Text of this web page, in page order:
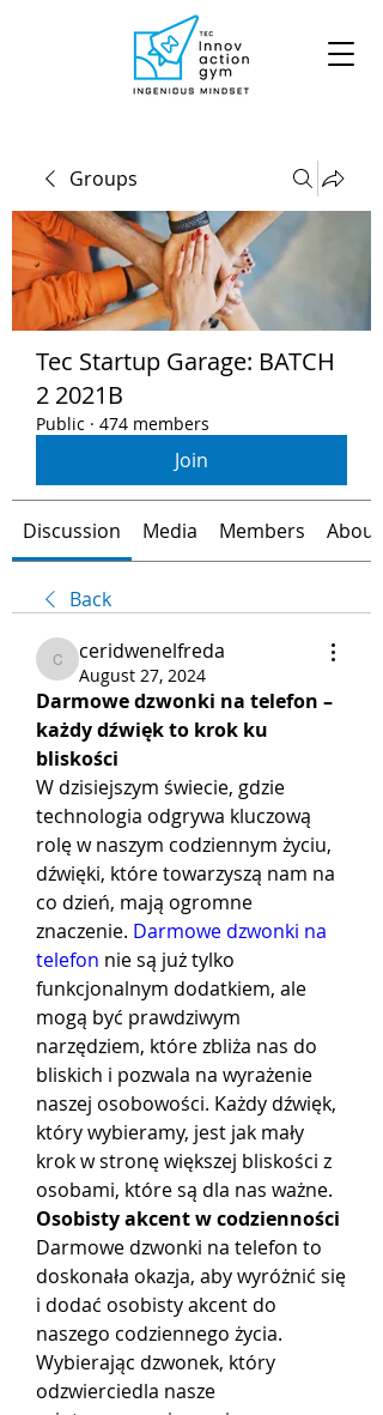
Groups
Tec Startup Garage: BATCH
2 2021B
Public · 474 members
Join
Discussion Media Members About
Back
ceridwenelfreda
ceridwenelfreda
August 27, 2024
Darmowe dzwonki na telefon –
każdy dźwięk to krok ku
bliskości
W dzisiejszym świecie, gdzie
technologia odgrywa kluczową
rolę w naszym codziennym życiu,
dźwięki, które towarzyszą nam na
co dzień, mają ogromne
znaczenie. Darmowe dzwonki na
telefon nie są już tylko
funkcjonalnym dodatkiem, ale
mogą być prawdziwym
narzędziem, które zbliża nas do
bliskich i pozwala na wyrażenie
naszej osobowości. Każdy dźwięk,
który wybieramy, jest jak mały
krok w stronę większej bliskości z
osobami, które są dla nas ważne.
Osobisty akcent w codzienności
Darmowe dzwonki na telefon to
doskonała okazja, aby wyróżnić się
i dodać osobisty akcent do
naszego codziennego życia.
Wybierając dzwonek, który
odzwierciedla nasze